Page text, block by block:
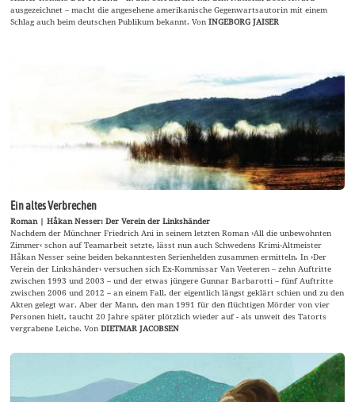
ausgezeichnet – macht die angesehene amerikanische Gegenwartsautorin mit einem
Schlag auch beim deutschen Publikum bekannt. VonINGEBORG JAISER
Ein altes Verbrechen
Roman | Håkan Nesser: Der Verein der Linkshänder
Nachdem der Münchner Friedrich Ani in seinem letzten Roman ›All die unbewohnten
Zimmer‹ schon auf Teamarbeit setzte, lässt nun auch Schwedens Krimi-Altmeister
Håkan Nesser seine beiden bekanntesten Serienhelden zusammen ermitteln. In ›Der
Verein der Linkshänder‹ versuchen sich Ex-Kommissar Van Veeteren – zehn Auftritte
zwischen 1993 und 2003 – und der etwas jüngere Gunnar Barbarotti – fünf Auftritte
zwischen 2006 und 2012 – an einem Fall, der eigentlich längst geklärt schien und zu den
Akten gelegt war. Aber der Mann, den man 1991 für den flüchtigen Mörder von vier
Personen hielt, taucht 20 Jahre später plötzlich wieder auf - als unweit des Tatorts
vergrabene Leiche. VonDIETMAR JACOBSEN